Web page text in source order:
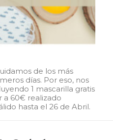
de los más
días. Por eso, nos
1 mascarilla gratis
a 60€ realizado
hasta el 26 de Abril.